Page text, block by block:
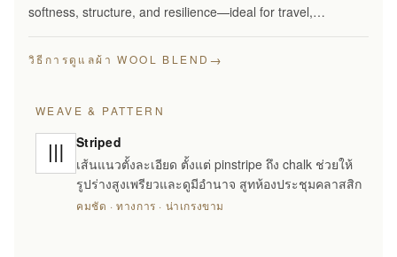
softness, structure, and resilience—ideal for travel,
วิธีการดูแลผ้า WOOL BLEND →
WEAVE & PATTERN
Striped
เส้นแนวตั้งละเอียด ตั้งแต่ pinstripe ถึง chalk ช่วยให้
รูปร่างสูงเพรียวและดูมีอำนาจ สูทห้องประชุมคลาสสิก
คมชัด · ทางการ · น่าเกรงขาม